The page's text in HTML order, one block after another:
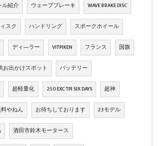
ル紹介 ウェーブブレーキ WAVE BRAKE DISC
スク ハンドリング スポークホイール
ディ―ラー VITPIKEN フランス 国旗
お出かけスポット バッテリー
超軽量化 250 EXC TPI SIX DAYS 超神
やねん お待ちしております 23モデル
酒田市鈴木モータース